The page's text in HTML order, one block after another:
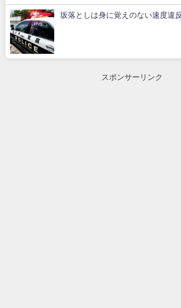
坂落としは身に覚えのない速度違
スポンサーリンク